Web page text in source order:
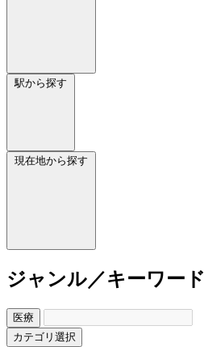
駅から探す
現在地から探す
ジャンル／キーワード
医療
カテゴリ選択